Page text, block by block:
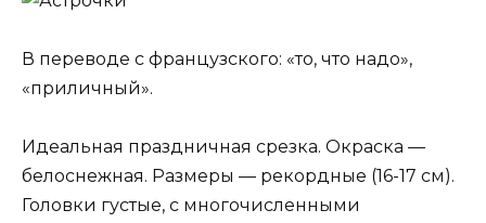
В переводе с французского: «то, что надо»,
«приличный».
Идеальная праздничная срезка. Окраска —
белоснежная. Размеры — рекордные (16-17 см).
Головки густые, с многочисленными